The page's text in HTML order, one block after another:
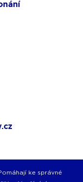
ke správné